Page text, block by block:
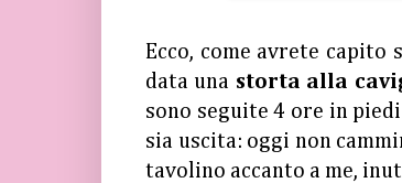
Ecco, come avrete capito
data una storta alla
sono seguite 4 ore in
sia uscita: oggi non
tavolino accanto a me,